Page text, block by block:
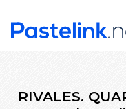
RIVALES.